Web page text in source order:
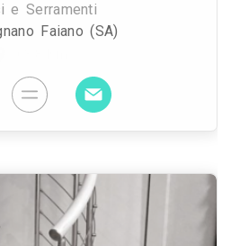
e Serramenti
Faiano (SA)